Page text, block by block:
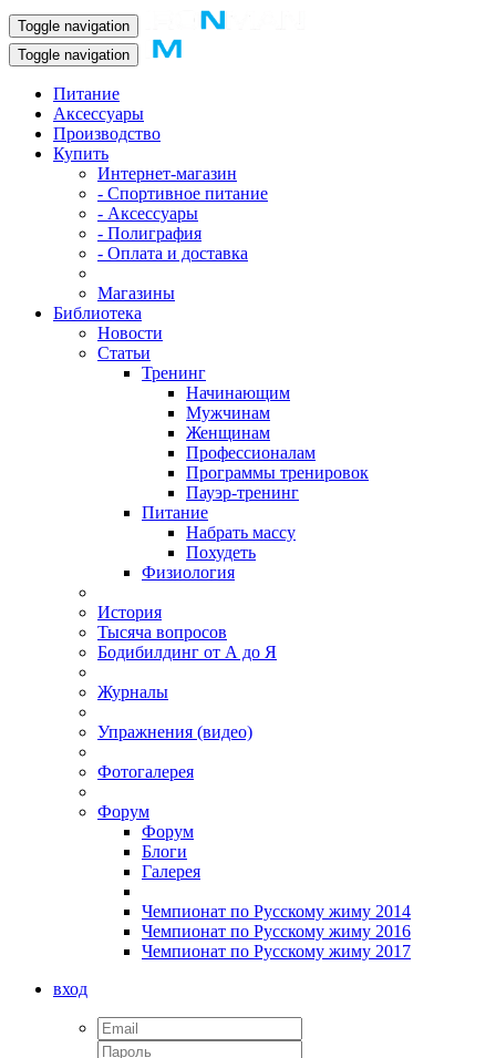
Toggle navigation
Toggle navigation
Питание
Аксессуары
Производство
Купить
Интернет-магазин
- Спортивное питание
- Аксессуары
- Полиграфия
- Оплата и доставка
Магазины
Библиотека
Новости
Статьи
Тренинг
Начинающим
Мужчинам
Женщинам
Профессионалам
Программы тренировок
Пауэр-тренинг
Питание
Набрать массу
Похудеть
Физиология
История
Тысяча вопросов
Бодибилдинг от А до Я
Журналы
Упражнения (видео)
Фотогалерея
Форум
Форум
Блоги
Галерея
Чемпионат по Русскому жиму 2014
Чемпионат по Русскому жиму 2016
Чемпионат по Русскому жиму 2017
вход